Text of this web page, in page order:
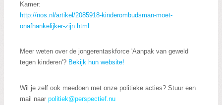
Kamer:
http://nos.nl/artikel/2085918-kinderombudsman-moet-
onafhankelijker-zijn.html
Meer weten over de jongerentaskforce 'Aanpak van geweld
tegen kinderen'? Bekijk hun website!
Wil je zelf ook meedoen met onze politieke acties? Stuur een
mail naar politiek@perspectief.nu